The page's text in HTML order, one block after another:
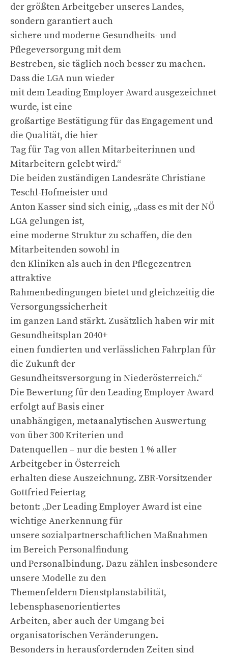
der größten Arbeitgeber unseres Landes,
sondern garantiert auch
sichere und moderne Gesundheits- und
Pflegeversorgung mit dem
Bestreben, sie täglich noch besser zu machen.
Dass die LGA nun wieder
mit dem Leading Employer Award ausgezeichnet
wurde, ist eine
großartige Bestätigung für das Engagement und
die Qualität, die hier
Tag für Tag von allen Mitarbeiterinnen und
Mitarbeitern gelebt wird.“
Die beiden zuständigen Landesräte Christiane
Teschl-Hofmeister und
Anton Kasser sind sich einig, „dass es mit der NÖ
LGA gelungen ist,
eine moderne Struktur zu schaffen, die den
Mitarbeitenden sowohl in
den Kliniken als auch in den Pflegezentren
attraktive
Rahmenbedingungen bietet und gleichzeitig die
Versorgungssicherheit
im ganzen Land stärkt. Zusätzlich haben wir mit
Gesundheitsplan 2040+
einen fundierten und verlässlichen Fahrplan für
die Zukunft der
Gesundheitsversorgung in Niederösterreich.“
Die Bewertung für den Leading Employer Award
erfolgt auf Basis einer
unabhängigen, metaanalytischen Auswertung
von über 300 Kriterien und
Datenquellen – nur die besten 1 % aller
Arbeitgeber in Österreich
erhalten diese Auszeichnung. ZBR-Vorsitzender
Gottfried Feiertag
betont: „Der Leading Employer Award ist eine
wichtige Anerkennung für
unsere sozialpartnerschaftlichen Maßnahmen
im Bereich Personalfindung
und Personalbindung. Dazu zählen insbesondere
unsere Modelle zu den
Themenfeldern Dienstplanstabilität,
lebensphasenorientiertes
Arbeiten, aber auch der Umgang bei
organisatorischen Veränderungen.
Besonders in herausfordernden Zeiten sind